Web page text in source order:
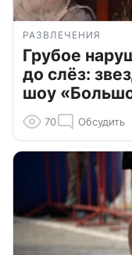
РАЗВЛЕЧЕНИЯ
Грубое
до слёз:
шоу
70 Обсудить